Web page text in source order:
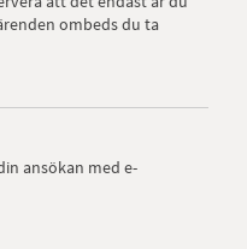
ombeds du ta
ansökan med e-